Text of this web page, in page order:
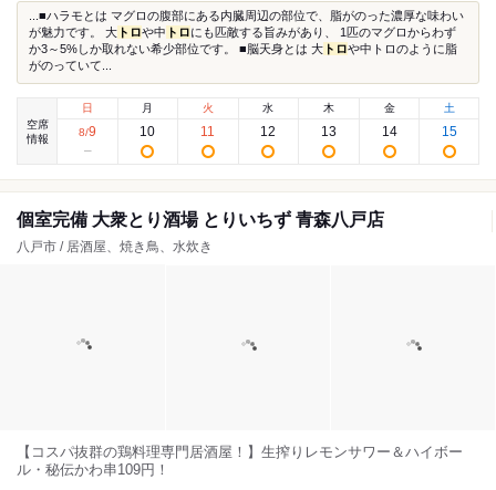
...■ハラモとは マグロの腹部にある内臓周辺の部位で、脂がのった濃厚な味わい
が魅力です。 大 トロや中 トロにも匹敵する旨みがあり、 1匹のマグロからわず
か3～5%しか取れない希少部位です。 ■脳天身とは 大 トロや中トロのように脂
がのっていて...
空席
情報
日
8/9
月
10
火
11
水
12
木
13
金
14
土
15
個室完備 大衆とり酒場 とりいちず 青森八戸店
八戸市 / 居酒屋、焼き鳥、水炊き
【コスパ抜群の鶏料理専門居酒屋！】生搾りレモンサワー＆ハイボー
ル・秘伝かわ串109円！